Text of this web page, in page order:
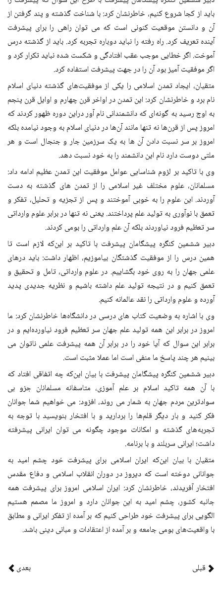
باید از کجا شروع کنیم، خاطرنشان کرد: با شناخت گذشته و پند گرفتن از
آن و دانستن موقعیت کنونی است که می توان راهی را برای پیشرفت
آینده تعریف کرد. راه رفته را نباید دوباره تجربه کرد. باید از گذشته درس
آموخت. اگر خطایی موجب عقب افتادگی و شکست شده نباید تکرار کرد و
اگر موفقیت آمیز بود آن را در جهت پیشرفت استفاده کرد.
متقیان، ایجاد تمدن اسلامی را یکی از موفقیت‌های گذشته دنیای اسلام
نام برد و خاطرنشان کرد: این تمدن در اواخر قرن چهارم و اوایل قرن پنجم
به اوج رسید به گونه‌ای که دانشمندانی نام آور دراین دوره ظهور کردند که
امروز پس از قرن‌ها نه تنها مانند آن‌ها در دنیای اسلام به وجود نیامده بلکه
امروز بر سر نسبت دادن آن ها به یک سرزمین جار و جنجال است و هر
ملتی دوست دارد نام این دانشمند را به خود نسبت دهد.
وی با تاکید بر لزوم شناسایی عوامل موفقیت این تمدن عظیم ادامه داد:
مسلمانان، علوم مختلف غیر اسلامی را از تمدن های گذشته به دست
آوردند. این علوم را به خوبی آموختند و پس از تجزیه و تحلیل، تفکر و
تعمق با نوآوری به تولید علم پرداختند. یعنی نه تنها در برابر علوم وارداتی
سر تعظیم فرود نیاوردند بلکه آن علم وارداتی را بومی کردند.
دبیر ششمین کنگره پیشگامان پیشرفت با تاکید بر این‌که لازم است تا
همین درس را از موفقیت گذشتگان بیاموزیم، اظهار داشت: باید درهای
علمی جهان را به روی خود بگشاییم. در علوم وارداتی، تامل و تحقیق و
تعمق کنیم و در نتیجه تولید علم داشته باشیم و نظریه جدیدی پدید
آورده و علوم وارداتی را نقد عالمانه کنیم.
وی با اشاره به وضعیت کتاب های درسی در دانشگاه‌ها خاطرنشان کرد: ما
امروز در برابر این همه تولید علم جهان سر تعظیم فرود نیاورده‌ایم و در
برابر این سوال که آیا خود را در برابر آن همه پیشرفت علمی ناتوان می
بینیم هر چند پاسخ ما منفی است اما عملا مثبت است.
دبیر ششمین کنگره پیشگامان پیشرفت با بیان این‌که چه اتفاقی افتاد که
با آن همه تاکید اسلام بر علم آموزی، متاسفانه مسلمانان جزو بی
سوادترین مردم جهان به شمار می روند، افزود: می خواهیم شما جوانان
فکر کنید و بار دیگر قلم‌ها را بردارید و با افتخار بنویسید با توجه به
تجربه‌های گذشته و امکانات موجود چگونه می توان ایرانی پیشرفته
داشت؛ ایرانی سربلند و با برنامه.
متقیان با بیان این‌که ایران اسلامی برای پیشرفت خود چشم امید به
جوانانی دوخته است که دیروز در دوران انقلاب اسلامی و دفاع مقدس
افتخار آفریدند، خاطرنشان کرد: ایران اسلامی امروز برای پیشرفت همه
جانبه کشور، چشم امید به این جوانان دارد و امروز ما مصمم هستیم
الگویی برای پیشرفت خود طراحی کنیم که بر آمده از تفکر ایرانی و مطابق
با واقعیت‌های بومی جامعه و بر آمده از اعتقادات و مبانی دینی باشد.
قبلی بعدی